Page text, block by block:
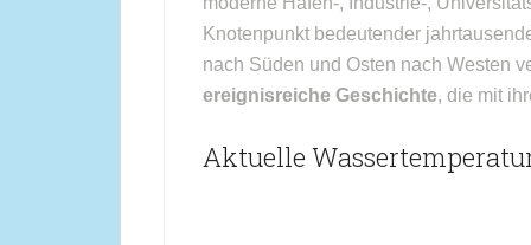
Knotenpunkt bedeutender
nach Süden und Osten nach Westen
ereignisreiche Geschichte, die mit
Aktuelle